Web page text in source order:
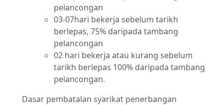
pelancongan
03-07hari bekerja sebelum tarikh
berlepas, 75% daripada tambang
pelancongan
02 hari bekerja atau kurang sebelum
tarikh berlepas 100% daripada tambang
pelancongan.
Dasar pembatalan syarikat penerbangan